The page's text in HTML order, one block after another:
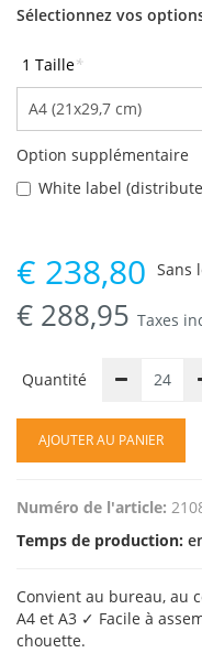
Sélectionnez vos
1 Taille*
Option supplémentaire
White label
€ 238,80
€ 288,95 Taxes
Sans
Quantité
AJOUTER AU PANIER
Numéro de l'article:
Temps de production:
Convient au bureau, au
A4 et A3 ✓ Facile à
chouette.